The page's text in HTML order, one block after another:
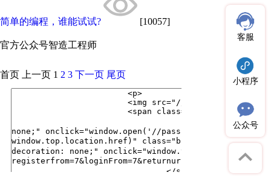
简单的编程，谁能试试? [10057]
官方公众号智造工程师
客服
小程序
公众号
首页 上一页 1 2 3 下一页 尾页